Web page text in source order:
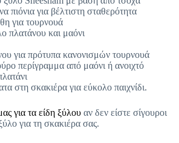
πιόνια για βέλτιστη σταθερότητα
για τουρνουά
πλατάνου και μαόνι
για πρότυπα κανονισμών τουρνουά
περίγραμμα από μαόνι ή ανοιχτό
στη σκακιέρα για εύκολο παιχνίδι.
για τα είδη ξύλου αν δεν είστε σίγουροι
για τη σκακιέρα σας.